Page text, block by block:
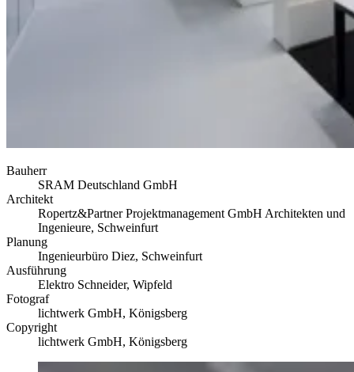
Bauherr
SRAM Deutschland GmbH
Architekt
Ropertz&Partner Projektmanagement GmbH Architekten und
Ingenieure, Schweinfurt
Planung
Ingenieurbüro Diez, Schweinfurt
Ausführung
Elektro Schneider, Wipfeld
Fotograf
lichtwerk GmbH, Königsberg
Copyright
lichtwerk GmbH, Königsberg